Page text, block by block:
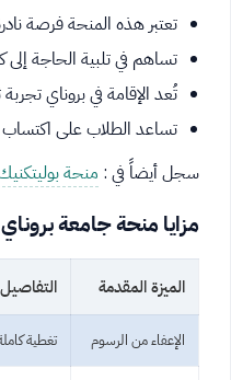
تعتبر هذه المنحة فرصة
تساهم في تلبية الحاجة إلى
تُعد الإقامة في بروناي
تساعد الطلاب على اكتساب
سجل أيضاً في : منحة
مزايا منحة جامعة بروناي
الميزة المقدمة
الإعفاء من الرسوم تغطية